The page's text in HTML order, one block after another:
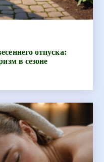
отпуска:
в сезоне